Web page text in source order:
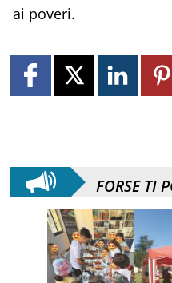
ai poveri.
FORSE TI